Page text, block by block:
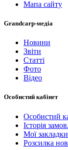
Мапа сайту
Grandcarp-медіа
Новини
Звіти
Статті
Фото
Відео
Особистий кабінет
Особистий
Історія
Мої закладки
Розсилка